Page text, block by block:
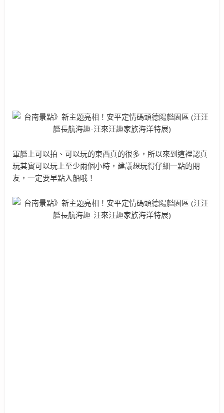
軍艦上可以拍、可以玩的東西真的很多，所以來到這裡認真
玩其實可以玩上至少兩個小時，建議想玩得仔細一點的朋
友，一定要早點入船哦！